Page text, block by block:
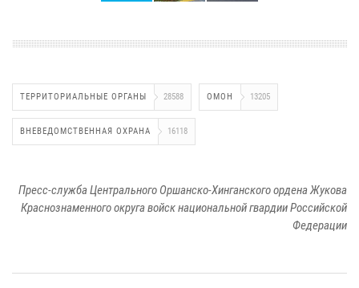
ТЕРРИТОРИАЛЬНЫЕ ОРГАНЫ 28588 ОМОН 13205
ВНЕВЕДОМСТВЕННАЯ ОХРАНА 16118
Пресс-служба Центрального Оршанско-Хинганского ордена Жукова
Краснознаменного округа войск национальной гвардии Российской
Федерации